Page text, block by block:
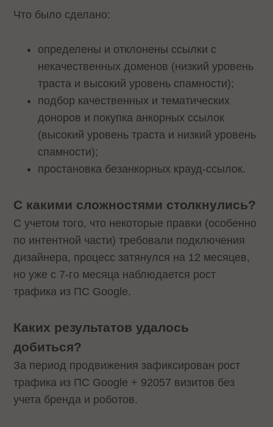
Что было сделано:
определены и отклонены ссылки с
некачественных доменов (низкий уровень
траста и высокий уровень спамности);
подбор качественных и тематических
доноров и покупка анкорных ссылок
(высокий уровень траста и низкий уровень
спамности);
простановка безанкорных крауд-ссылок.
С какими сложностями столкнулись?
С учетом того, что некоторые правки (особенно
по интентной части) требовали подключения
дизайнера, процесс затянулся на 12 месяцев,
но уже с 7-го месяца наблюдается рост
трафика из ПС Google.
Каких результатов удалось
добиться?
За период продвижения зафиксирован рост
трафика из ПС Google + 92057 визитов без
учета бренда и роботов.